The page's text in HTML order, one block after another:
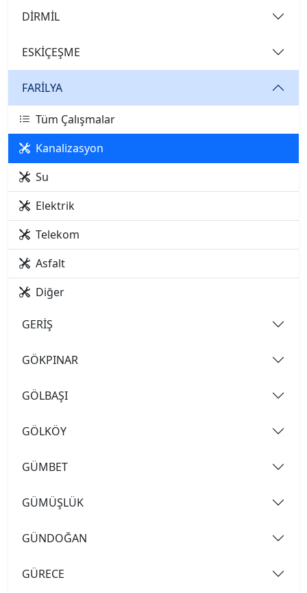
DİRMİL
ESKİÇEŞME
FARİLYA
Tüm Çalışmalar
Kanalizasyon
Su
Elektrik
Telekom
Asfalt
Diğer
GERİŞ
GÖKPINAR
GÖLBAŞI
GÖLKÖY
GÜMBET
GÜMÜŞLÜK
GÜNDOĞAN
GÜRECE